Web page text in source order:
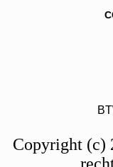
Copyright (c)